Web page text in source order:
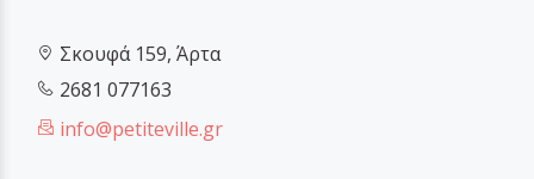
Σκουφά 159, Άρτα
2681 077163
info@petiteville.gr